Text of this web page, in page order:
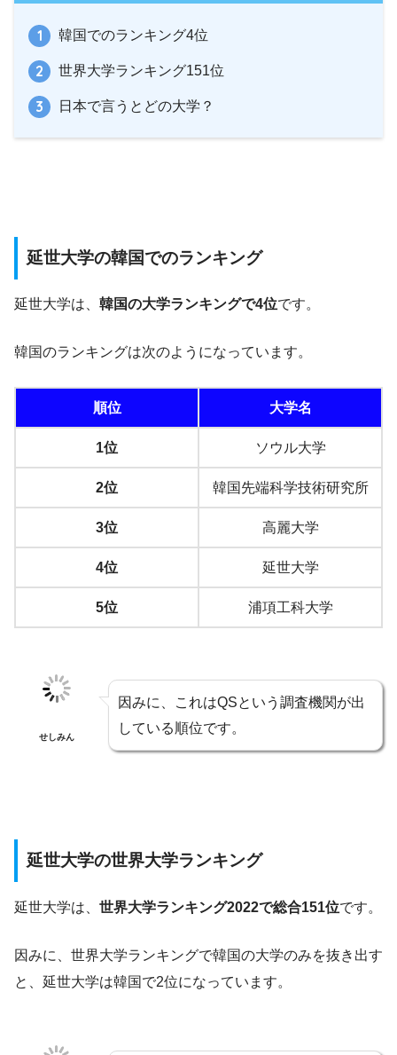
韓国でのランキング4位
世界大学ランキング151位
日本で言うとどの大学？
延世大学の韓国でのランキング
延世大学は、 韓国の大学ランキングで4位です。
韓国のランキングは次のようになっています。
順位 大学名
1位 ソウル大学
2位 韓国先端科学技術研究所
3位 高麗大学
4位 延世大学
5位 浦項工科大学
せしみん
因みに、これはQSという調査機関が出
している順位です。
延世大学の世界大学ランキング
延世大学は、 世界大学ランキング2022で総合151位です。
因みに、世界大学ランキングで韓国の大学のみを抜き出す
と、延世大学は韓国で2位になっています。